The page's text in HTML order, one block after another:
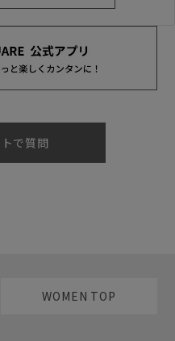
で質問
WOMEN TOP